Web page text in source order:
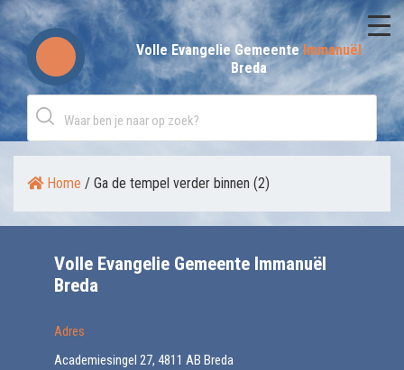
Skip
to
content
Volle Evangelie GemeenteImmanuël
Breda
Home / Ga de tempel verder binnen (2)
Volle Evangelie Gemeente Immanuël
Breda
Adres
Academiesingel 27, 4811 AB Breda